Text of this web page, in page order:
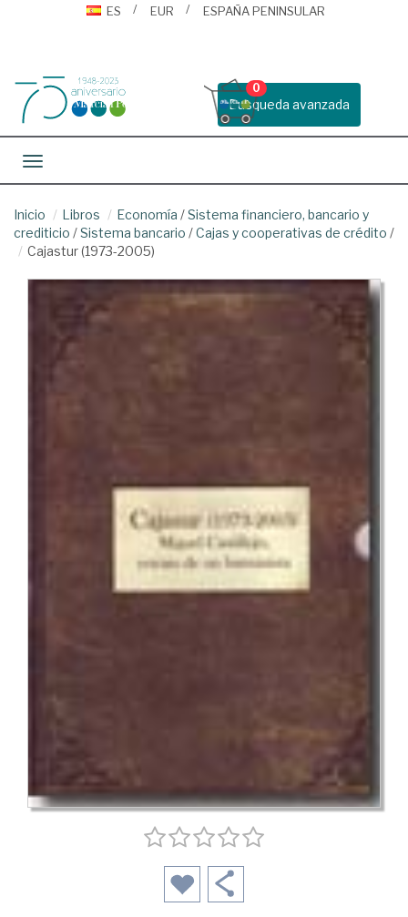
ES
EUR ESPAÑA PENINSULAR
Busqueda avanzada
0
Toggle navigation
Inicio Libros Economía /Sistema financiero, bancario y
crediticio /Sistema bancario /Cajas y cooperativas de crédito /
Cajastur (1973-2005)